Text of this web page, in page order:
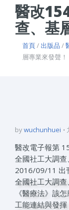
醫改
查、基
首頁/出版品 /
層專業來發聲！
bywuchunhuei
醫改電子報第
全國社工大調查
2016/09/11 出
全國社工大調查
《醫療法》該
工能連結與發揮